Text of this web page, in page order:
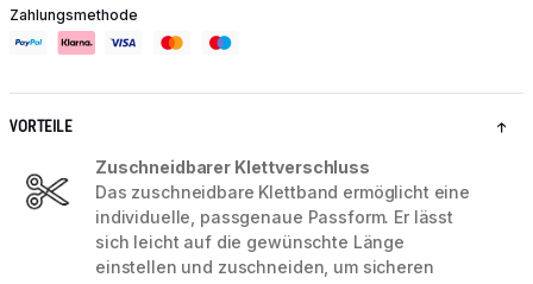
Zahlungsmethode
VORTEILE
Zuschneidbarer Klettverschluss
Das zuschneidbare Klettband ermöglicht eine
individuelle, passgenaue Passform. Er lässt
sich leicht auf die gewünschte Länge
einstellen und zuschneiden, um sicheren